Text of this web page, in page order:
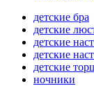
детские бра
детские
детские
детские
детские
ночники